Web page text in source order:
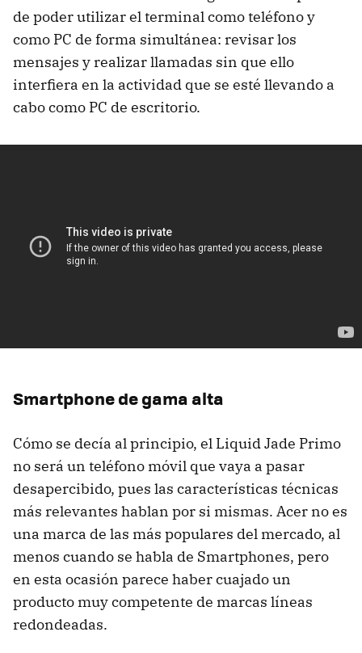
de poder utilizar el terminal como teléfono y
como PC de forma simultánea: revisar los
mensajes y realizar llamadas sin que ello
interfiera en la actividad que se esté llevando a
cabo como PC de escritorio.
Smartphone de gama alta
Cómo se decía al principio, el Liquid Jade Primo
no será un teléfono móvil que vaya a pasar
desapercibido, pues las características técnicas
más relevantes hablan por si mismas. Acer no es
una marca de las más populares del mercado, al
menos cuando se habla de Smartphones, pero
en esta ocasión parece haber cuajado un
producto muy competente de marcas líneas
redondeadas.